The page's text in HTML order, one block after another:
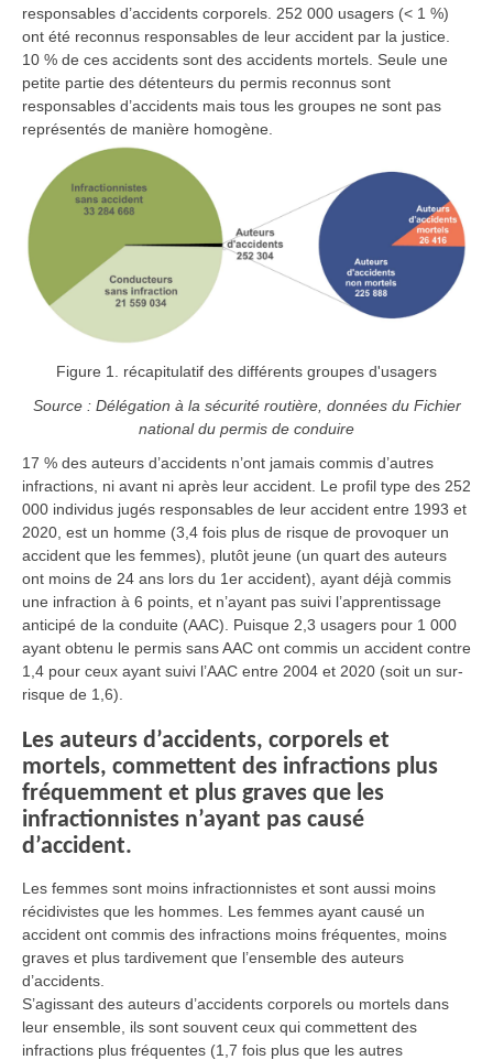
responsables d’accidents corporels. 252 000 usagers (< 1 %)
ont été reconnus responsables de leur accident par la justice.
10 % de ces accidents sont des accidents mortels. Seule une
petite partie des détenteurs du permis reconnus sont
responsables d’accidents mais tous les groupes ne sont pas
représentés de manière homogène.
Figure 1. récapitulatif des différents groupes d'usagers
Source : Délégation à la sécurité routière, données du Fichier
national du permis de conduire
17 % des auteurs d’accidents n’ont jamais commis d’autres
infractions, ni avant ni après leur accident. Le profil type des 252
000 individus jugés responsables de leur accident entre 1993 et
2020, est un homme (3,4 fois plus de risque de provoquer un
accident que les femmes), plutôt jeune (un quart des auteurs
ont moins de 24 ans lors du 1er accident), ayant déjà commis
une infraction à 6 points, et n’ayant pas suivi l’apprentissage
anticipé de la conduite (AAC). Puisque 2,3 usagers pour 1 000
ayant obtenu le permis sans AAC ont commis un accident contre
1,4 pour ceux ayant suivi l’AAC entre 2004 et 2020 (soit un sur-
risque de 1,6).
Les auteurs d’accidents, corporels et
mortels, commettent des infractions plus
fréquemment et plus graves que les
infractionnistes n’ayant pas causé
d’accident.
Les femmes sont moins infractionnistes et sont aussi moins
récidivistes que les hommes. Les femmes ayant causé un
accident ont commis des infractions moins fréquentes, moins
graves et plus tardivement que l’ensemble des auteurs
d’accidents.
S’agissant des auteurs d’accidents corporels ou mortels dans
leur ensemble, ils sont souvent ceux qui commettent des
infractions plus fréquentes (1,7 fois plus que les autres